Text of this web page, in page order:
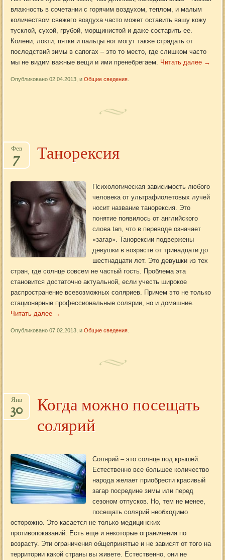
влажность в сочетании с горячим воздухом, теплом, и малым
количеством свежего воздуха часто может оставить вашу кожу
тусклой, сухой, грубой, морщинистой и даже состарить ее.
Колени, локти, пятки и пальцы ног могут также страдать от
последствий зимы в сапогах – это то место, где слишком часто
мы не видим важные вещи и ими пренебрегаем. Читать далее →
Опубликовано 02.04.2013, иОбщие сведения
Танорексия
Фев
7
Психологическая зависимость любого
человека от ультрафиолетовых лучей
носит название танорексия. Это
понятие появилось от английского
слова tan, что в переводе означает
«загар». Танорексии подвержены
девушки в возрасте от тринадцати до
шестнадцати лет. Это девушки из тех
стран, где солнце совсем не частый гость. Проблема эта
становится достаточно актуальной, если учесть широкое
распространение всевозможных соляриев. Причем это не только
стационарные профессиональные солярии, но и домашние.
Читать далее →
Опубликовано 07.02.2013, иОбщие сведения
Когда можно посещать
солярий
Янв
30
Солярий – это солнце под крышей.
Естественно все большее количество
народа желает приобрести красивый
загар посредине зимы или перед
сезоном отпусков. Но, тем не менее,
посещать солярий необходимо
осторожно. Это касается не только медицинских
противопоказаний. Есть еще и некоторые ограничения по
возрасту. Эти ограничения общепринятые и не зависят от того на
территории какой страны вы живете. Естественно, они не